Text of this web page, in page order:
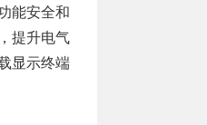
能安全和
提升电气
显示终端